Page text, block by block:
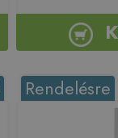
Rendelésre